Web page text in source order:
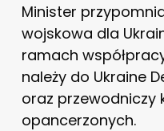
Minister
wojskowa dla
ramach
należy do Ukraine
oraz przewodniczy
opancerzonych.